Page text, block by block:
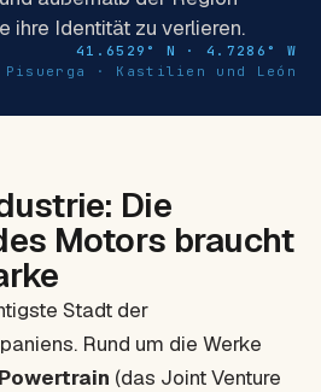
41.6529° N · 4.7286° W
Pisuerga · Kastilien und León
ihre Identität zu verlieren.
Die
Motors braucht
Stadt der
Rund um die Werke
(das Joint Venture